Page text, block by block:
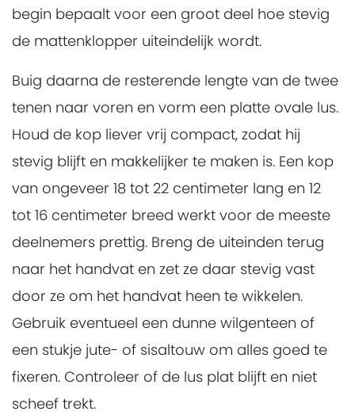
begin bepaalt voor een groot deel hoe stevig
de mattenklopper uiteindelijk wordt.
Buig daarna de resterende lengte van de twee
tenen naar voren en vorm een platte ovale lus.
Houd de kop liever vrij compact, zodat hij
stevig blijft en makkelijker te maken is. Een kop
van ongeveer 18 tot 22 centimeter lang en 12
tot 16 centimeter breed werkt voor de meeste
deelnemers prettig. Breng de uiteinden terug
naar het handvat en zet ze daar stevig vast
door ze om het handvat heen te wikkelen.
Gebruik eventueel een dunne wilgenteen of
een stukje jute- of sisaltouw om alles goed te
fixeren. Controleer of de lus plat blijft en niet
scheef trekt.